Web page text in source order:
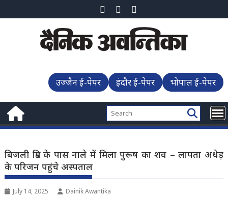
to
उज्जैन ई-पेपर इंदौर ई-पेपर भोपाल ई-पेपर
बिजली ग्रिड के पास नाले में मिला पुरूष का शव – लापता अधेड़
के परिजन पहुंचे अस्पताल
July 14, 2025 Dainik Awantika